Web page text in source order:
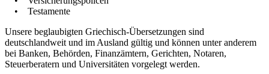
• Testamente
Unsere beglaubigten Griechisch-Übersetzungen sind
deutschlandweit und im Ausland gültig und können unter anderem
bei Banken, Behörden, Finanzämtern, Gerichten, Notaren,
Steuerberatern und Universitäten vorgelegt werden.